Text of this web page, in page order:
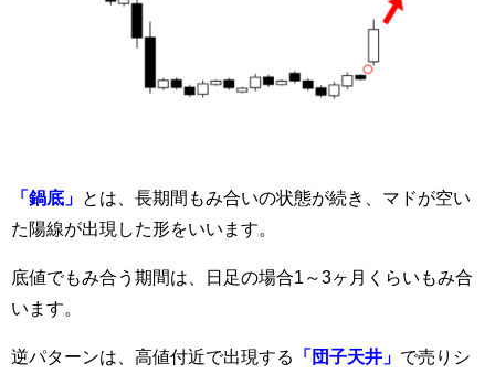
「鍋底」
とは、長期間もみ合いの状態が続き、マドが空い
た陽線が出現した形をいいます。
底値でもみ合う期間は、日足の場合1～3ヶ月くらいもみ合
います。
逆パターンは、高値付近で出現する 「団子天井」 で売りシ